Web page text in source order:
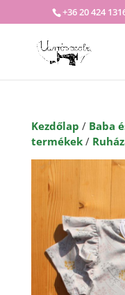
+36 20 424
Kezdőlap / Baba
termékek/